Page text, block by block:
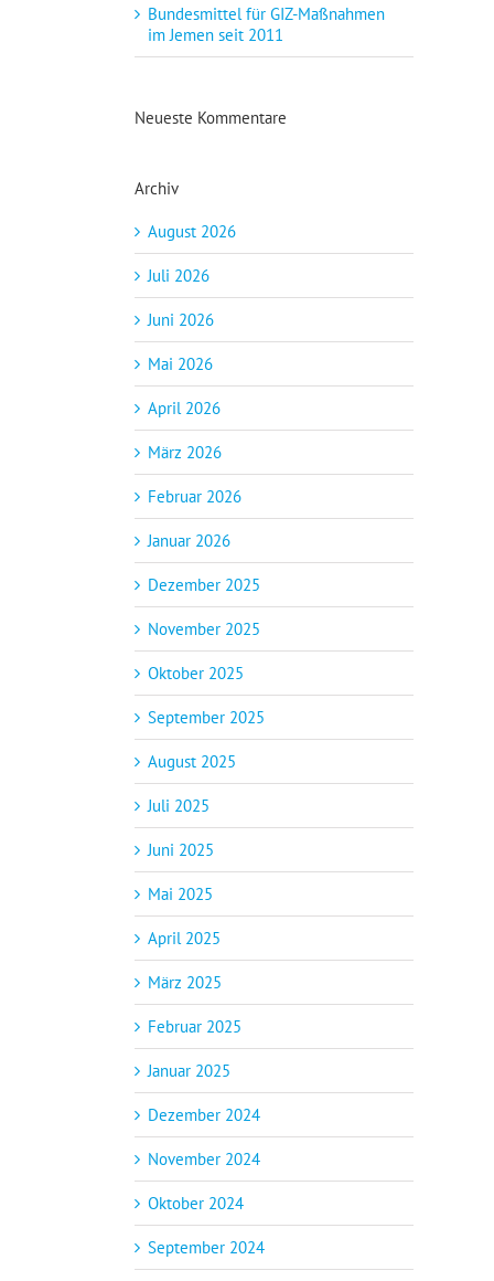
Bundesmittel für GIZ-Maßnahmen
im Jemen seit 2011
Neueste Kommentare
Archiv
August 2026
Juli 2026
Juni 2026
Mai 2026
April 2026
März 2026
Februar 2026
Januar 2026
Dezember 2025
November 2025
Oktober 2025
September 2025
August 2025
Juli 2025
Juni 2025
Mai 2025
April 2025
März 2025
Februar 2025
Januar 2025
Dezember 2024
November 2024
Oktober 2024
September 2024